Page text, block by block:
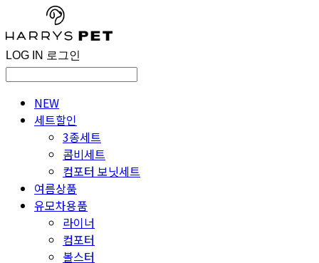
LOG IN 로그인
NEW
세트할인
3종세트
콤비세트
컴포터 보닛세트
여름상품
유모차용품
라이너
컴포터
볼스터